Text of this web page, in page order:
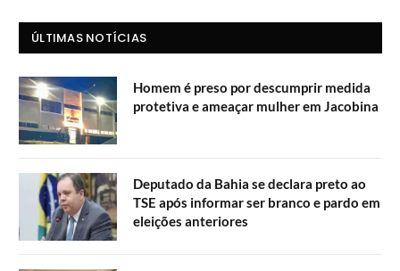
ÚLTIMAS NOTÍCIAS
Homem é preso por descumprir medida
protetiva e ameaçar mulher em Jacobina
Deputado da Bahia se declara preto ao
TSE após informar ser branco e pardo em
eleições anteriores